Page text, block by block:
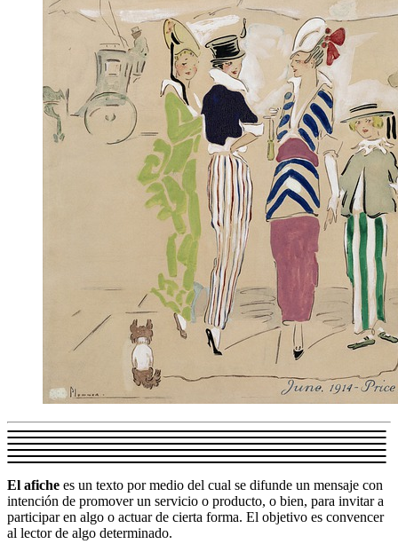
El afiche es un texto por medio del cual se difunde un mensaje con
intención de promover un servicio o producto, o bien, para invitar a
participar en algo o actuar de cierta forma. El objetivo es convencer
al lector de algo determinado.